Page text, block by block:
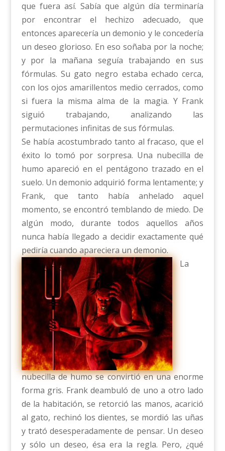
que fuera así. Sabía que algún día terminaría
por encontrar el hechizo adecuado, que
entonces aparecería un demonio y le concedería
un deseo glorioso. En eso soñaba por la noche;
y por la mañana seguía trabajando en sus
fórmulas. Su gato negro estaba echado cerca,
con los ojos amarillentos medio cerrados, como
si fuera la misma alma de la magia. Y Frank
siguió trabajando, analizando las
permutaciones infinitas de sus fórmulas.
Se había acostumbrado tanto al fracaso, que el
éxito lo tomó por sorpresa. Una nubecilla de
humo apareció en el pentágono trazado en el
suelo. Un demonio adquirió forma lentamente; y
Frank, que tanto había anhelado aquel
momento, se encontró temblando de miedo. De
algún modo, durante todos aquellos años
nunca había llegado a decidir exactamente qué
pediría cuando apareciera un demonio.
La
nubecilla de humo se convirtió en una enorme
forma gris. Frank deambuló de uno a otro lado
de la habitación, se retorció las manos, acarició
al gato, rechinó los dientes, se mordió las uñas
y trató desesperadamente de pensar. Un deseo
y sólo un deseo, ésa era la regla. Pero, ¿qué